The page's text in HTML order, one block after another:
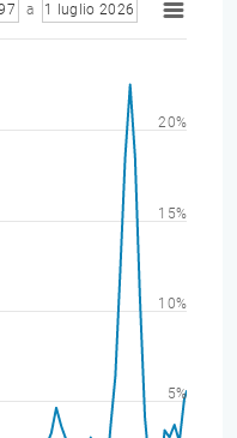
a 1 luglio 2026
5%
10%
15%
20%